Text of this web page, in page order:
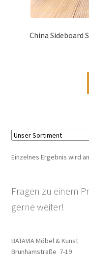
Warenkorb
Widerrufsbelehrung
Zahlungsarten
China Sideboard
Einzelnes Ergebnis wird
Fragen zu einem
gerne weiter!
BATAVIA Möbel & Kunst
Brunhamstraße 7-19